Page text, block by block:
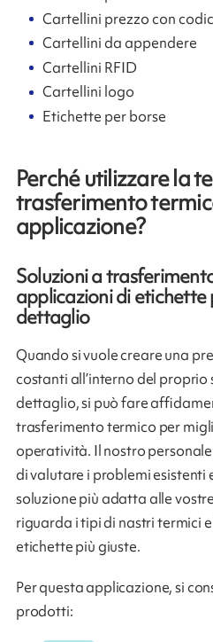
Cartellini prezzo con
Cartellini da appendere
Cartellini RFID
Cartellini logo
Etichette per borse
Perché utilizzare la
trasferimento
applicazione?
Soluzioni a
applicazioni di etichette
dettaglio
Quando si vuole creare una
costanti all’interno del proprio
dettaglio, si può fare
trasferimento termico per
operatività. Il nostro
di valutare i problemi esistenti
soluzione più adatta alle
riguarda i tipi di nastri termici
etichette più giuste.
Per questa applicazione, si
prodotti: